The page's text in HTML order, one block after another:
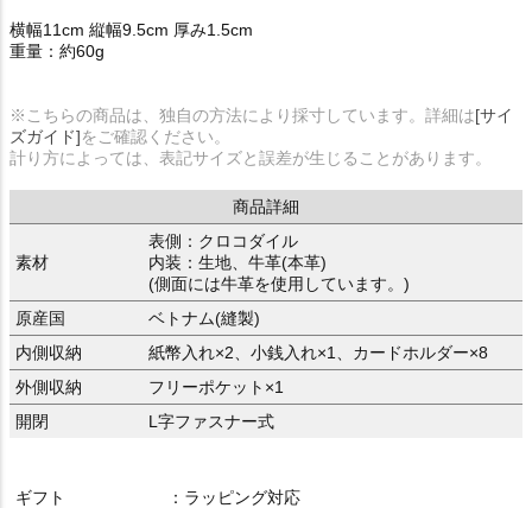
横幅11cm 縦幅9.5cm 厚み1.5cm
重量：約60g
※こちらの商品は、独自の方法により採寸しています。詳細は[サイ
ズガイド]をご確認ください。
計り方によっては、表記サイズと誤差が生じることがあります。
商品詳細
素材
表側：クロコダイル
内装：生地、牛革(本革)
(側面には牛革を使用しています。)
原産国
ベトナム(縫製)
内側収納
紙幣入れ×2、小銭入れ×1、カードホルダー×8
外側収納
フリーポケット×1
開閉
L字ファスナー式
ギフト
：ラッピング対応